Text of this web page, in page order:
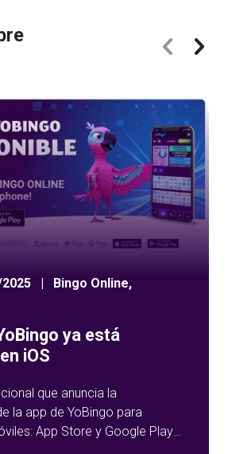
| Bingo Online,
ya está
iOS
que anuncia la
la app de YoBingo para
App Store y Google Play